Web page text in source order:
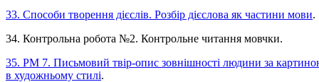
33. Способи творення дієслів. Розбір дієслова як частини мови.
34. Контрольна робота №2. Контрольне читання мовчки.
35. РМ 7. Письмовий твір-опис зовнішності людини за
в художньому стилі.